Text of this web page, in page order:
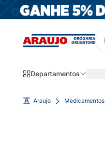
Departamentos
Araujo Medicamentos